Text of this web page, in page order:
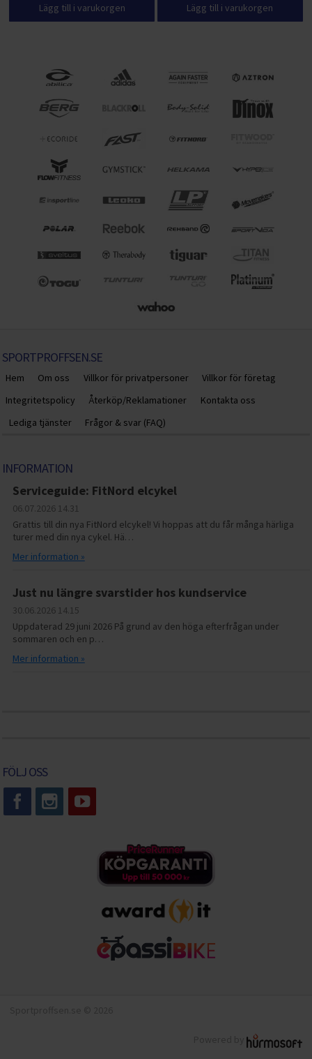
Lägg till i varukorgen Lägg till i varukorgen
SPORTPROFFSEN.SE
Hem Om oss Villkor för privatpersoner
Villkor för företag
Integritetspolicy
Återköp/Reklamationer
Kontakta oss
Lediga tjänster
Frågor & svar (FAQ)
INFORMATION
Serviceguide: FitNord elcykel
06.07.2026 14.31
Grattis till din nya FitNord elcykel! Vi hoppas att du får många härliga
turer med din nya cykel. Hä…
Mer information »
Just nu längre svarstider hos kundservice
30.06.2026 14.15
Uppdaterad 29 juni 2026 På grund av den höga efterfrågan under
sommaren och en p…
Mer information »
FÖLJ OSS